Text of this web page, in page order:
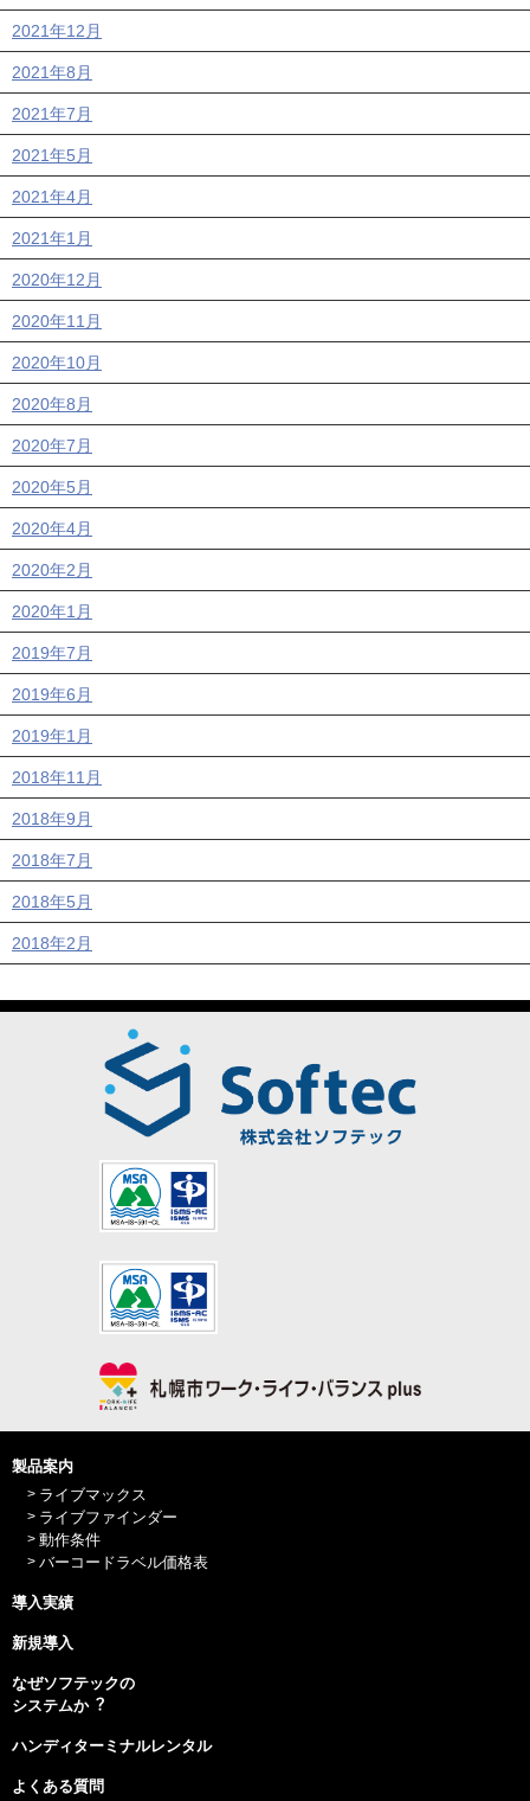
2021年12月
2021年8月
2021年7月
2021年5月
2021年4月
2021年1月
2020年12月
2020年11月
2020年10月
2020年8月
2020年7月
2020年5月
2020年4月
2020年2月
2020年1月
2019年7月
2019年6月
2019年1月
2018年11月
2018年9月
2018年7月
2018年5月
2018年2月
製品案内
ライブマックス
ライブファインダー
動作条件
バーコードラベル価格表
導入実績
新規導入
なぜソフテックの
システムか︖
ハンディターミナルレンタル
よくある質問